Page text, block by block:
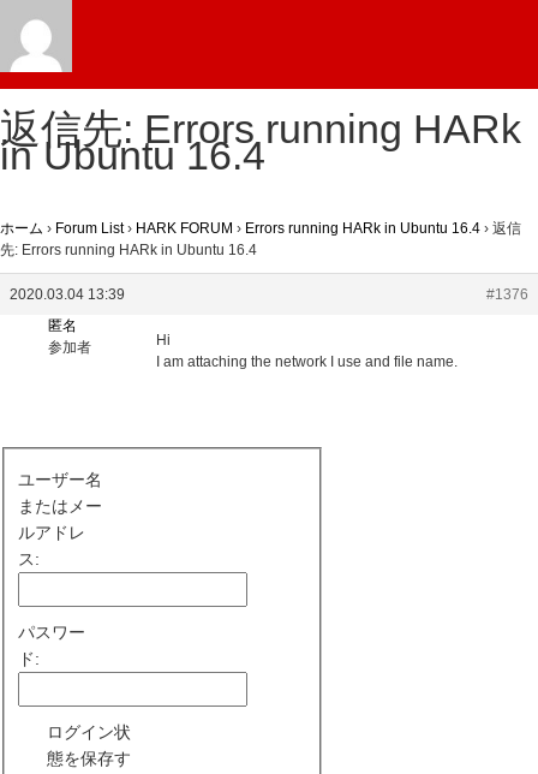
返信先: Errors running HARk
in Ubuntu 16.4
ホーム › Forum List › HARK FORUM › Errors running HARk in Ubuntu 16.4 › 返信
先: Errors running HARk in Ubuntu 16.4
2020.03.04 13:39
#1376
匿名
参加者
Hi
I am attaching the network I use and file name.
ユーザー名
またはメー
ルアドレ
ス:
パスワー
ド:
ログイン状
態を保存す